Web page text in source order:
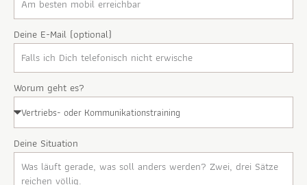
Deine E-Mail (optional)
Worum geht es?
Deine Situation